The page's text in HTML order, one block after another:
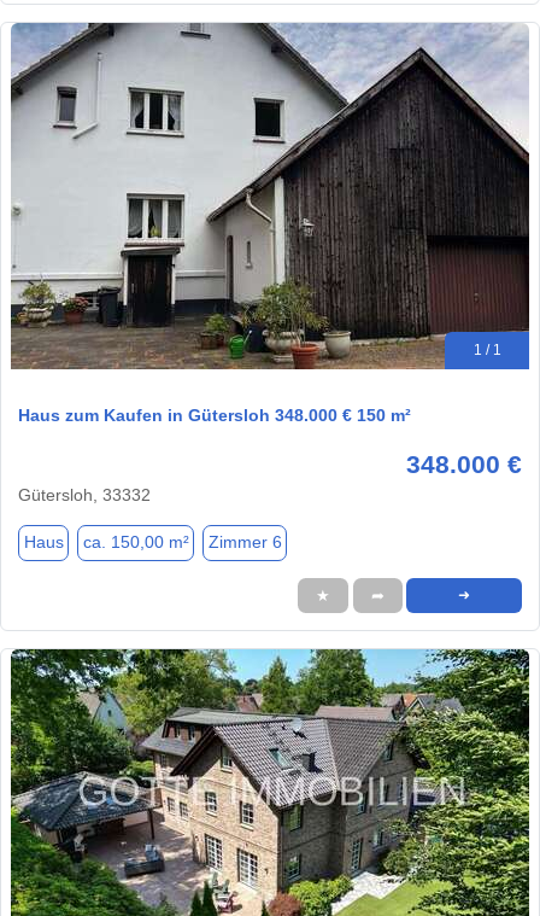
1 / 1
Haus zum Kaufen in Gütersloh 348.000 € 150 m²
348.000 €
Gütersloh, 33332
Haus ca. 150,00 m² Zimmer 6
★ ➦ ➜